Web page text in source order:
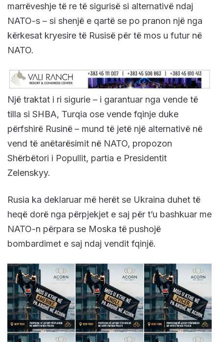
marrëveshje të re të sigurisë si alternativë ndaj
NATO-s – si shenjë e qartë se po pranon një nga
kërkesat kryesire të Rusisë për të mos u futur në
NATO.
Një traktat i ri sigurie – i garantuar nga vende të
tilla si SHBA, Turqia ose vende fqinje duke
përfshirë Rusinë – mund të jetë një alternativë në
vend të anëtarësimit në NATO, propozon
Shërbëtori i Popullit, partia e Presidentit
Zelenskyy.
Rusia ka deklaruar më herët se Ukraina duhet të
heqë dorë nga përpjekjet e saj për t’u bashkuar me
NATO-n përpara se Moska të pushojë
bombardimet e saj ndaj vendit fqinjë.